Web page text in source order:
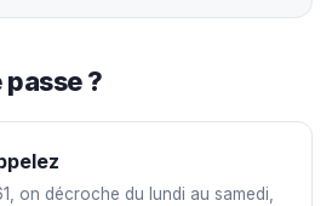
?
on décroche du lundi au samedi,